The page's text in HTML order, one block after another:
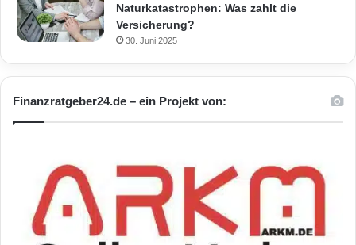
Naturkatastrophen: Was zahlt die
Versicherung?
30. Juni 2025
Finanzratgeber24.de – ein Projekt von: